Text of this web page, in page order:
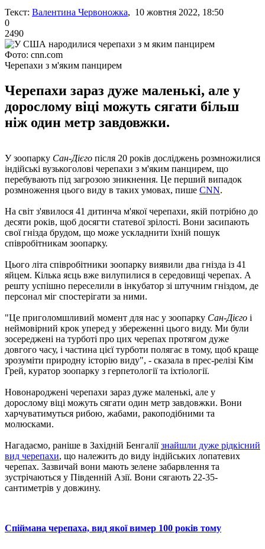
Текст: Валентина Червоножка, 10 жовтня 2022, 18:50
0
2490
Фото: cnn.com
Черепахи з м'яким панцирем
Черепахи зараз дуже маленькі, але у
дорослому віці можуть сягати більш
ніж один метр завдовжки.
У зоопарку Сан-Дієго після 20 років досліджень розмножилися
індійські вузькоголові черепахи з м'яким панцирем, що
перебувають під загрозою зникнення. Це перший випадок
розмноження цього виду в таких умовах, пише CNN.
На світ з'явилося 41 дитинча м'якої черепахи, якій потрібно до
десяти років, щоб досягти статевої зрілості. Вони засипають
свої гнізда брудом, що може ускладнити їхній пошук
співробітникам зоопарку.
Цього літа співробітники зоопарку виявили два гнізда із 41
яйцем. Кілька яєць вже вилупилися в середовищі черепах. А
решту успішно переселили в інкубатор зі штучним гніздом, де
персонал міг спостерігати за ними.
"Це приголомшливий момент для нас у зоопарку Сан-Дієго і
неймовірний крок уперед у збереженні цього виду. Ми були
зосереджені на турботі про цих черепах протягом дуже
довгого часу, і частина цієї турботи полягає в тому, щоб краще
зрозуміти природну історію виду", - сказала в прес-релізі Кім
Грей, куратор зоопарку з герпетології та іхтіології.
Новонароджені черепахи зараз дуже маленькі, але у
дорослому віці можуть сягати один метр завдовжки. Вони
харчуватимуться рибою, жабами, ракоподібними та
молюсками.
Нагадаємо, раніше в Західній Бенгаліїзнайшли дуже рідкісний
вид черепахи, що належить до виду індійських лопатевих
черепах. Зазвичай вони мають зелене забарвлення та
зустрічаються у Південній Азії. Вони сягають 22-35-
сантиметрів у довжину.
Спіймана черепаха, вид якої вимер 100 років тому